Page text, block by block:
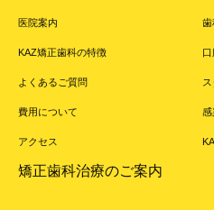
医院案内
KAZ矯正歯科の特徴
よくあるご質問
費用について
アクセス
歯
感
矯正歯科治療のご案内